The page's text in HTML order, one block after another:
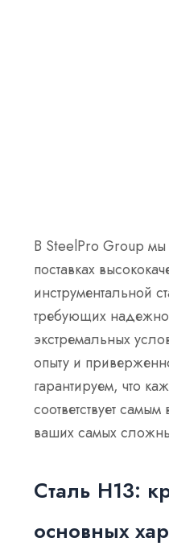
В SteelPro Group
поставках
инструментальной
требующих
экстремальных
опыту и
гарантируем, что
соответствует
ваших самых
Сталь H13:
основных